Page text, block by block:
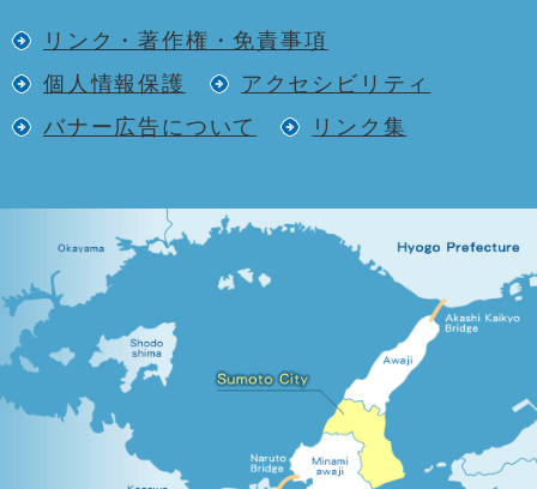
リンク・著作権・免責事項
個人情報保護
アクセシビリティ
バナー広告について
リンク集